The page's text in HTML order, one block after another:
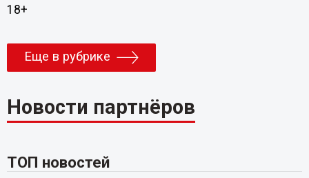
18+
Еще в рубрике
Новости партнёров
ТОП новостей